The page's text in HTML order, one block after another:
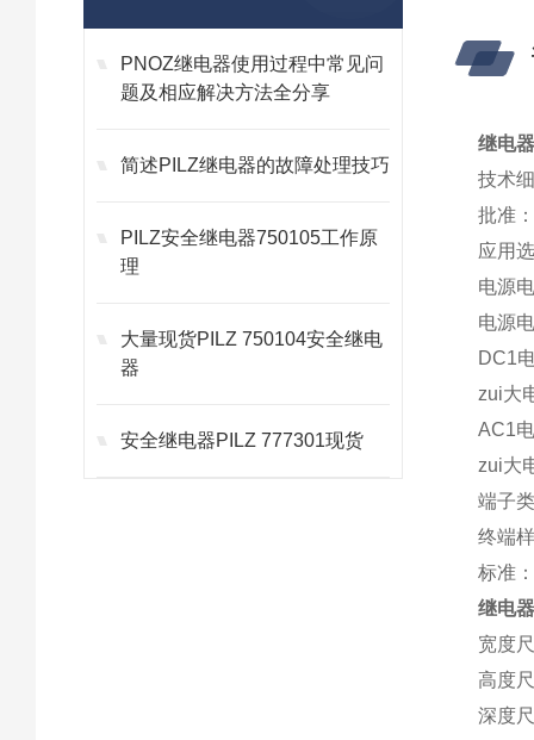
PNOZ继电器使用过程中常见问
题及相应解决方法全分享
简述PILZ继电器的故障处理技巧
PILZ安全继电器750105工作原
理
大量现货PILZ 750104安全继电
器
安全继电器PILZ 777301现货
继电
技术
批准
应用
电源
电源
DC1
zui大
AC1
zui大
端子
终端
标准
继电
宽度
高度
深度